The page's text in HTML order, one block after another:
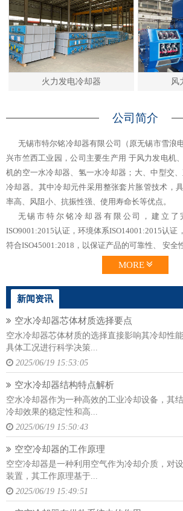
火力发电冷却器 风
公司简介
无锡市特尔铭冷却器有限公司（原无锡市雪浪
兴市竺西工业园，公司主要生产用 于风力发电机
机的空一水冷却器、氢一水冷却器；大、中型交
冷却器。其中冷却元件采用整张套片胀管技术，
率高、风阻小、抗振性强、使用寿命长等优点。
无锡市特尔铭冷却器有限公司，建立了
ISO9001:2015认证，环境体系ISO14001:2015认证
符合ISO45001:2018，以保证产品的可靠性、 安全性
MORE
新闻资讯
空水冷却器芯体材质选择要点
空水冷却器芯体材质的选择直接影响其冷却性
具体工况进行科学决策...
2025/06/19 15:53:05
空水冷却器结构特点解析
空水冷却器作为一种高效的工业冷却设备，其
冷却效果的稳定性和高...
2025/06/19 15:50:43
空空冷却器的工作原理
空空冷却器是一种利用空气作为冷却介质，对
装置，其工作原理基于...
2025/06/19 15:49:51